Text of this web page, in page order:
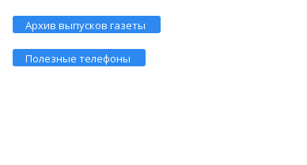
Архив выпусков газеты
Полезные телефоны